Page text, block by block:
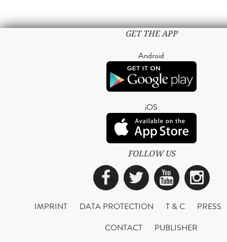
GET THE APP
Android
iOS
FOLLOW US
Facebook
Twitter
IMPRINT DATA PROTECTION T & C
PRESS
CONTACT
PUBLISHER